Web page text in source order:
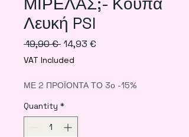
Λευκή PSI
19,90 € Regular
Price
14,93 €
VAT Included
ΜΕ 2 ΠΡΟΪΟΝΤΑ ΤΟ 3ο -15%
Quantity *